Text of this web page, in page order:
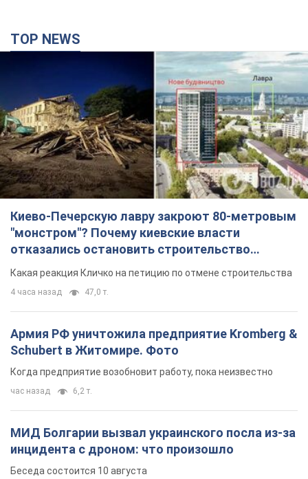
TOP NEWS
Киево-Печерскую лавру закроют 80-метровым
"монстром"? Почему киевские власти
отказались остановить строительство
небоскреба "московского верующего"
Какая реакция Кличко на петицию по отмене строительства
4 часа назад 47,0 т.
Армия РФ уничтожила предприятие Kromberg &
Schubert в Житомире. Фото
Когда предприятие возобновит работу, пока неизвестно
час назад 6,2 т.
МИД Болгарии вызвал украинского посла из-за
инцидента с дроном: что произошло
Беседа состоится 10 августа